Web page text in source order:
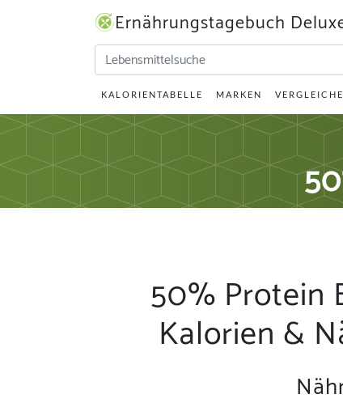
Ernährungstagebuch
KALORIENTABELLE MARKEN
50% Protein
Kalorien &